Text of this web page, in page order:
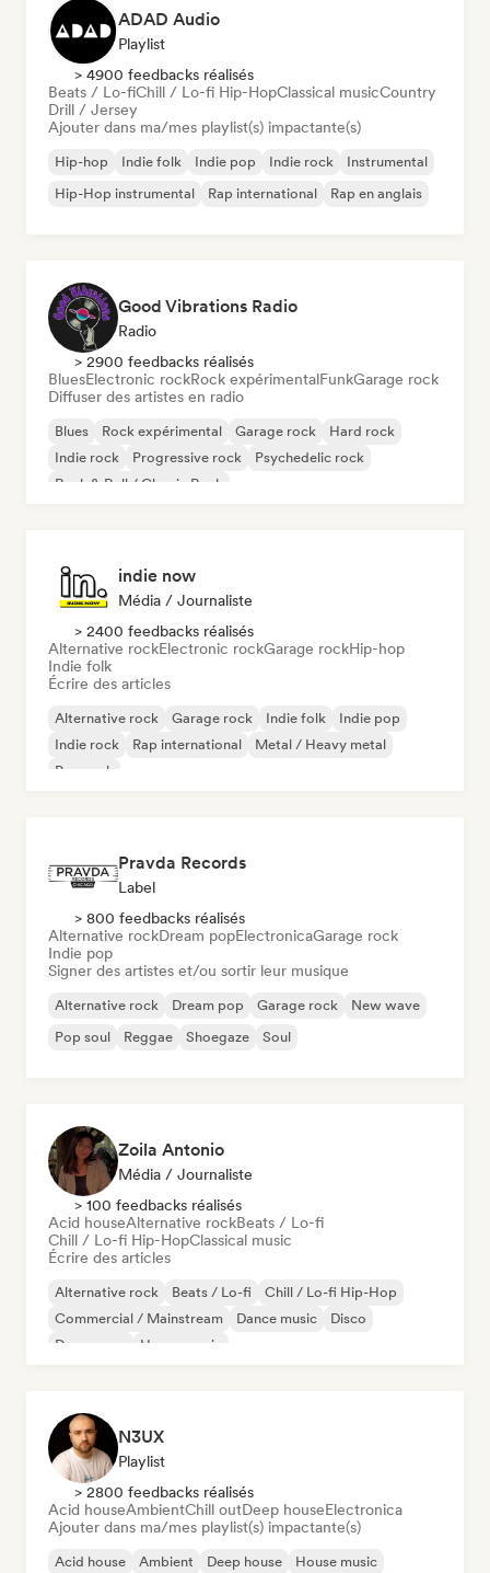
ADAD Audio
Playlist
> 4900 feedbacks réalisés
Beats / Lo-fiChill / Lo-fi Hip-HopClassical musicCountry
Drill / Jersey
Ajouter dans ma/mes playlist(s) impactante(s)
Hip-hop Indie folk Indie pop Indie rock
Instrumental
Hip-Hop instrumental
Rap international Rap en anglais
Good Vibrations Radio
Radio
> 2900 feedbacks réalisés
BluesElectronic rockRock expérimentalFunkGarage rock
Diffuser des artistes en radio
Blues Rock expérimental Garage rock
Hard rock
Indie rock
Progressive rock
Psychedelic rock
Rock & Roll / Classic Rock
indie now
Média / Journaliste
> 2400 feedbacks réalisés
Alternative rockElectronic rockGarage rockHip-hop
Indie folk
Écrire des articles
Alternative rock Garage rock Indie folk
Indie pop
Indie rock
Rap international
Metal / Heavy metal
Pop rock
Pravda Records
Label
> 800 feedbacks réalisés
Alternative rockDream popElectronicaGarage rock
Indie pop
Signer des artistes et/ou sortir leur musique
Alternative rock Dream pop Garage rock
New wave
Pop soul
Reggae Shoegaze Soul
Zoila Antonio
Média / Journaliste
> 100 feedbacks réalisés
Acid houseAlternative rockBeats / Lo-fi
Chill / Lo-fi Hip-HopClassical music
Écrire des articles
Alternative rock Beats / Lo-fi
Chill / Lo-fi Hip-Hop
Commercial / Mainstream
Dance music
Disco
Dream pop
House music
N3UX
Playlist
> 2800 feedbacks réalisés
Acid houseAmbientChill outDeep houseElectronica
Ajouter dans ma/mes playlist(s) impactante(s)
Acid house Ambient Deep house
House music